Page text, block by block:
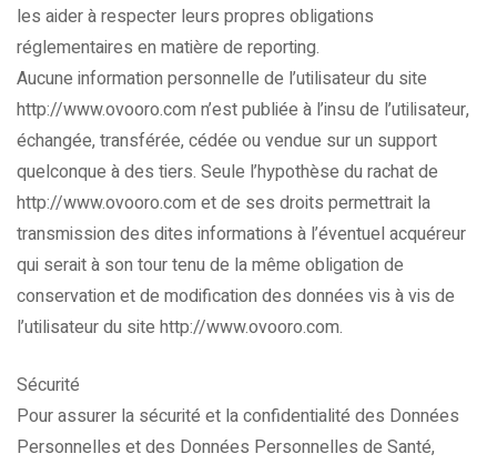
les aider à respecter leurs propres obligations
réglementaires en matière de reporting.
Aucune information personnelle de l’utilisateur du site
http://www.ovooro.com n’est publiée à l’insu de l’utilisateur,
échangée, transférée, cédée ou vendue sur un support
quelconque à des tiers. Seule l’hypothèse du rachat de
http://www.ovooro.com et de ses droits permettrait la
transmission des dites informations à l’éventuel acquéreur
qui serait à son tour tenu de la même obligation de
conservation et de modification des données vis à vis de
l’utilisateur du site http://www.ovooro.com.
Sécurité
Pour assurer la sécurité et la confidentialité des Données
Personnelles et des Données Personnelles de Santé,